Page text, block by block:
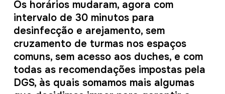
Os horários mudaram, agora com
intervalo de 30 minutos para
desinfecção e arejamento, sem
cruzamento de turmas nos espaços
comuns, sem acesso aos duches, e com
todas as recomendações impostas pela
DGS, às quais somamos mais algumas